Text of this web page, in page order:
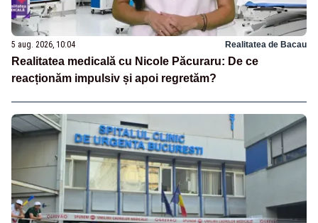
5 aug. 2026, 10:04 Realitatea de Bacau
Realitatea medicală cu Nicole Păcuraru: De ce
reacționăm impulsiv și apoi regretăm?